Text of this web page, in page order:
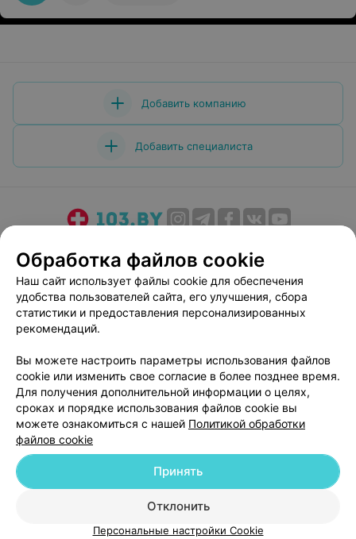
Добавить компанию
Добавить специалиста
Медицинский маркетинг
Публичный договор
Пользовательское соглашение
Способы оплаты
Вакансии
Партнеры
Написать руководителю 103.by
Персональные настройки cookie
Обработка персональных данных
© 2026 ООО «Артокс Лаб», УНП 191700409| 220012, Республика Беларусь,
г. Минск, улица Толбухина, 2, пом. 16 | help@103.by
Обработка файлов cookie
Наш сайт использует файлы cookie для обеспечения
удобства пользователей сайта, его улучшения, сбора
статистики и предоставления персонализированных
рекомендаций.
Вы можете настроить параметры использования файлов
cookie или изменить свое согласие в более позднее время.
Для получения дополнительной информации о целях,
сроках и порядке использования файлов cookie вы
можете ознакомиться с нашей Политикой обработки
файлов cookie
Отклонить
Принять
Персональные настройки Cookie